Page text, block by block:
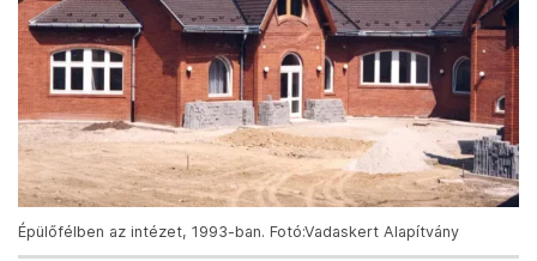
Épülőfélben az intézet, 1993-ban. Fotó:Vadaskert Alapítvány